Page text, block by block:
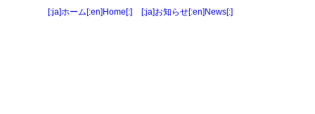
[:ja]ホーム[:en]Home[:] [:ja]お知らせ[:en]News[:]